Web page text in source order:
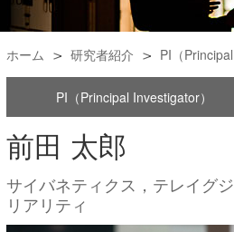
ホーム 研究者紹介 PI（
PI（Principal Investigator）
前田 太郎
サイバネティクス，テレイグ
リアリティ